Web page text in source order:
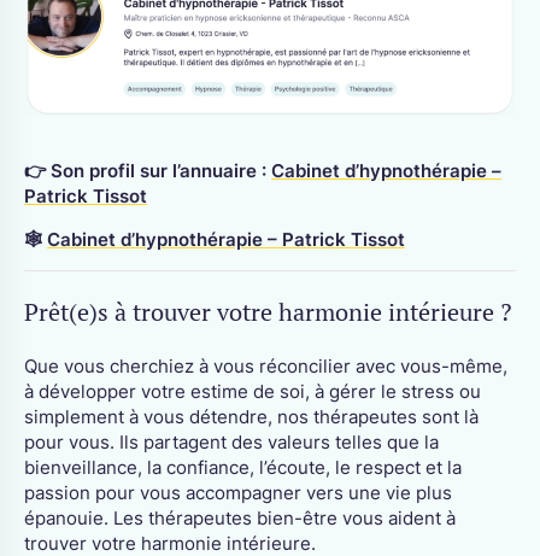
👉 Son profil sur l’annuaire : Cabinet d’hypnothérapie –
Patrick Tissot
🕸 Cabinet d’hypnothérapie – Patrick Tissot
Prêt(e)s à trouver votre harmonie intérieure ?
Que vous cherchiez à vous réconcilier avec vous-même,
à développer votre estime de soi, à gérer le stress ou
simplement à vous détendre, nos thérapeutes sont là
pour vous. Ils partagent des valeurs telles que la
bienveillance, la confiance, l’écoute, le respect et la
passion pour vous accompagner vers une vie plus
épanouie. Les thérapeutes bien-être vous aident à
trouver votre harmonie intérieure.